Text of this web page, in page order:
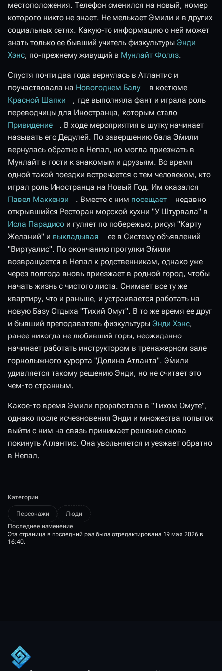
местоположения. Телефон сменился на новый, номер
которого никто не знает. Не мелькает Эмили и в других
социальных сетях. Какую-то информацию о ней может
знать только ее бывший учитель физкультуры Энди
Хэнс, по-прежнему живущий в Мунлайт Фоллз.
Спустя почти два года вернулась в Атлантис и
поучаствовала на Новогоднем Балу
в костюме
Красной Шапки
, где выполняла фант и играла роль
переводчицы для Иностранца, которым стало
Привидение
. В ходе мероприятия в шутку начинает
называть его Дедулей. По завершению бала Э́мили
вернулась обратно в Непал, но могла приезжать в
Мунлайт в гости к знакомым и друзьям. Во время
одной такой поездки встречается с тем человеком, кто
играл роль Иностранца на Новый Год. Им оказался
Павел Маккензи
. Вместе с ним посещает
недавно
открывшийся Ресторан морской кухни "У Штурвала" в
Исла Парадисо и гуляет по побережью, рисуя "Карту
Желаний" и выкладывая
ее в Систему объявлений
"Виртуалис". По окончанию прогулки Э́мили
возвращается в Непал к родственникам, однако уже
через полгода вновь приезжает в родной город, чтобы
начать жизнь с чистого листа. Снимает все ту же
квартиру, что и раньше, и устраивается работать на
новую Базу Отдыха "Тихий Омут". В то же время ее друг
и бывший преподаватель физкультуры Энди Хэнс,
ранее никогда не любивший горы, неожиданно
начинает работать инструктором в тренажерном зале
горнолыжного курорта "Долина Атланта". Э́мили
удивляется такому решению Энди, но не считает это
чем-то странным.
Какое-то время Эмили проработала в "Тихом Омуте",
однако после исчезновения Энди и множества попыток
выйти с ним на связь принимает решение снова
покинуть Атлантис. Она увольняется и уезжает обратно
в Непал.
Категории
Персонажи
Люди
Последнее изменение
Эта страница в последний раз была отредактирована 19 мая 2026 в
16:40.